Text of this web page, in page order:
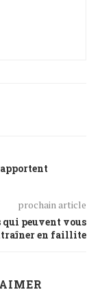
prochain article
qui peuvent vous
en faillite